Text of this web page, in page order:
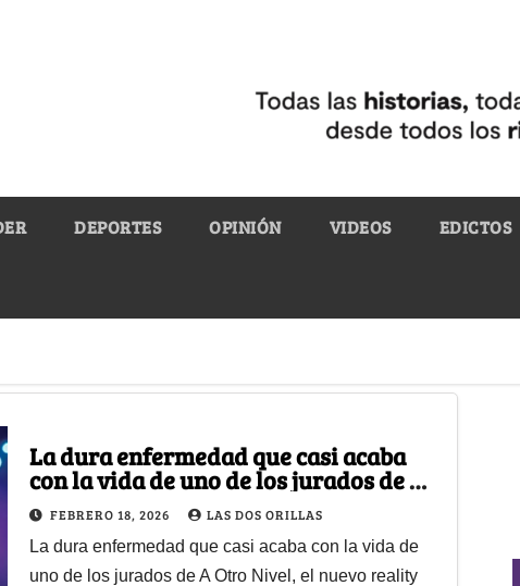
DEPORTES OPINIÓN VIDEOS EDICTOS
La dura enfermedad que casi acaba
con la vida de uno de los jurados de A
Otro Nivel, el nuevo reality de Caracol
FEBRERO 18, 2026 LAS DOS ORILLAS
La dura enfermedad que casi acaba con la vida de
uno de los jurados de A Otro Nivel, el nuevo reality